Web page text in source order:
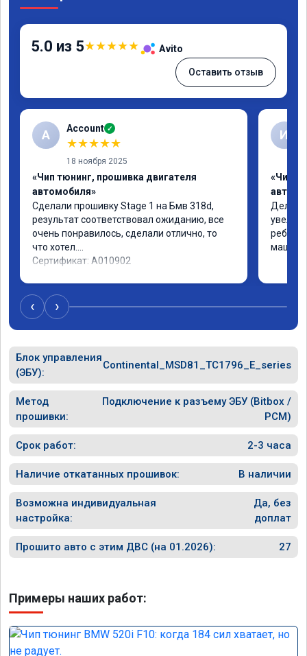
5.0 из 5★★★★★ Avito
Оставить отзыв
A Account ✓
★★★★★
18 ноября 2025
«Чип тюнинг, прошивка двигателя
автомобиля»
Сделали прошивку Stage 1 на Бмв 318d,
результат соответствовал ожиданию, все
очень понравилось, сделали отлично, то
что хотел.
Сертификат: A010902
И
«Чип
Делали
ребята
машина
‹ ›
Блок управления
(ЭБУ):
Continental_MSD81_TC1796_E_series
Метод
прошивки:
Подключение к разъему ЭБУ (Bitbox /
PCM)
Срок работ: 2-3 часа
Наличие откатанных прошивок: В наличии
Возможна индивидуальная
настройка:
Да, без
доплат
Прошито авто с этим ДВС (на 01.2026): 27
Примеры наших работ: